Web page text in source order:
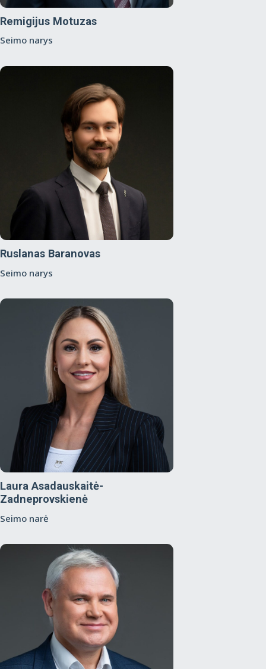
Remigijus Motuzas
Seimo narys
Ruslanas Baranovas
Seimo narys
Laura Asadauskaitė-
Zadneprovskienė
Seimo narė